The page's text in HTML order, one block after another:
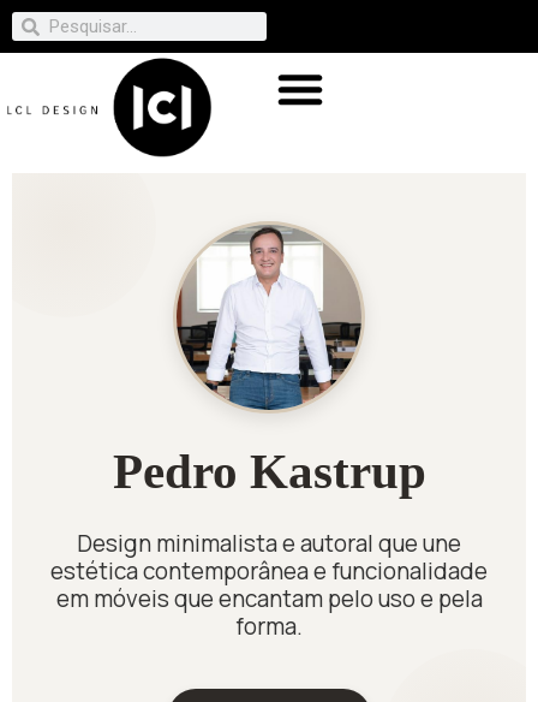
Pedro Kastrup
Design minimalista e autoral que une
estética contemporânea e funcionalidade
em móveis que encantam pelo uso e pela
forma.